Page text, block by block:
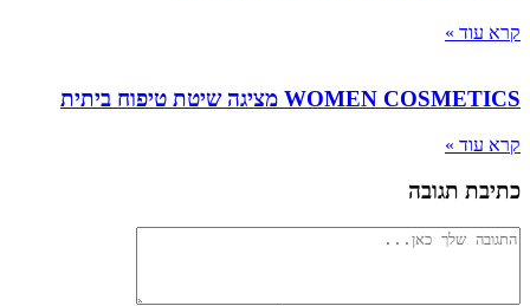
קרא עוד »
WOMEN COSMETICS מציגה שיטת טיפוח ביתית
קרא עוד »
כתיבת תגובה
להגיב